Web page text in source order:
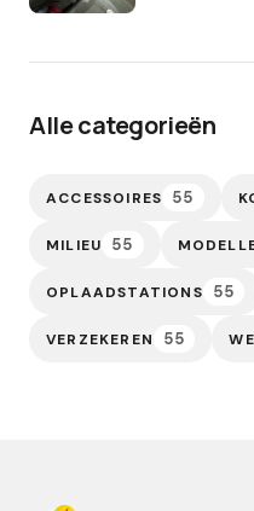
Alle categorieën
ACCESSOIRES 55
MILIEU 55
OPLAADSTATIONS 55
VERZEKEREN 55